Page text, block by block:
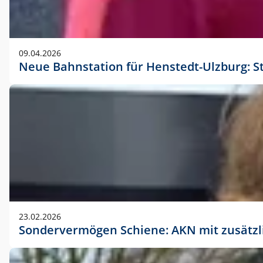
09.04.2026
Neue Bahnstation für Henstedt-Ulzburg:
23.02.2026
Sondervermögen Schiene: AKN mit